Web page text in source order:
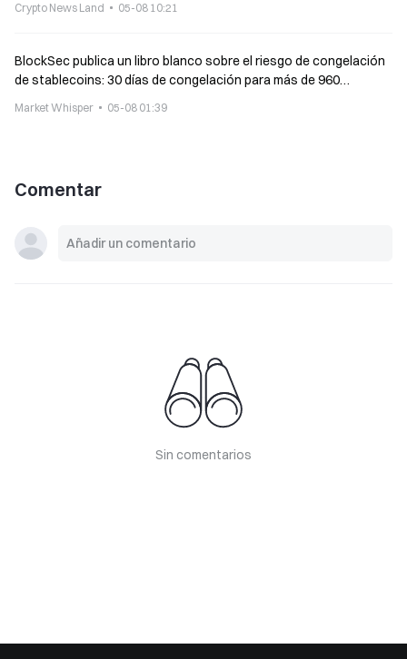
Crypto News Land 05-08 10:21
BlockSec publica un libro blanco sobre el riesgo de congelación
de stablecoins: 30 días de congelación para más de 960
Market Whisper 05-08 01:39
Comentar
Sin comentarios